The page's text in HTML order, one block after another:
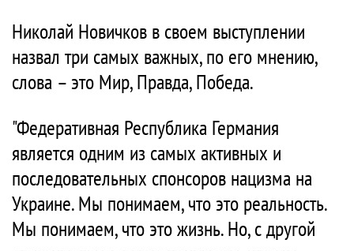
Николай Новичков в своем выступлении
назвал три самых важных, по его мнению,
слова – это Мир, Правда, Победа.
"Федеративная Республика Германия
является одним из самых активных и
последовательных спонсоров нацизма на
Украине. Мы понимаем, что это реальность.
Мы понимаем, что это жизнь. Но, с другой